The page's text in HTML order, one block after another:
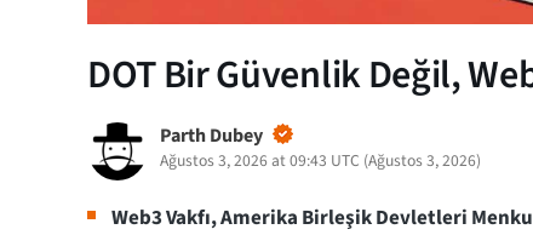
DOT Bir Güvenlik Değil,
Parth Dubey
Ağustos 3, 2026 at 09:43 UTC (Ağustos 3, 2026)
Web3 Vakfı, Amerika Birleşik Devletleri